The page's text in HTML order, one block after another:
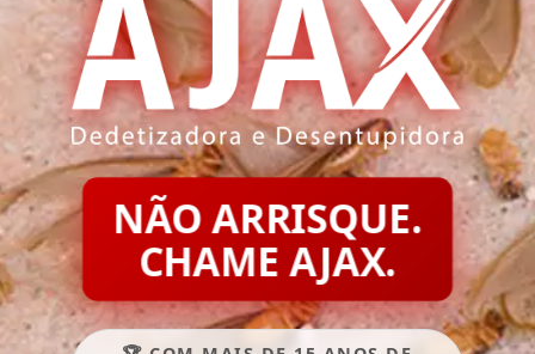
NÃO ARRISQUE.
CHAME AJAX.